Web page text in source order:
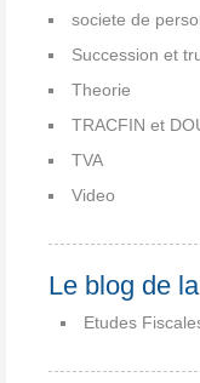
societe de
Succession et
Theorie
TRACFIN et
TVA
Video
Le blog de
Etudes